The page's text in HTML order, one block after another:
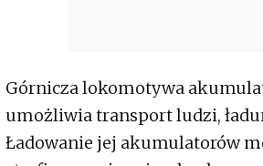
Górnicza lokomotywa
umożliwia transport ludzi,
Ładowanie jej akumulatorów